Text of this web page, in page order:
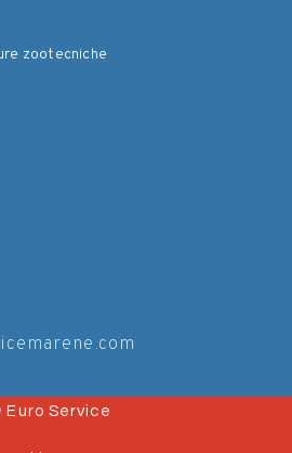
zootecniche
Euro Service